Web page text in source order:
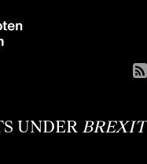
UNDER BREXIT